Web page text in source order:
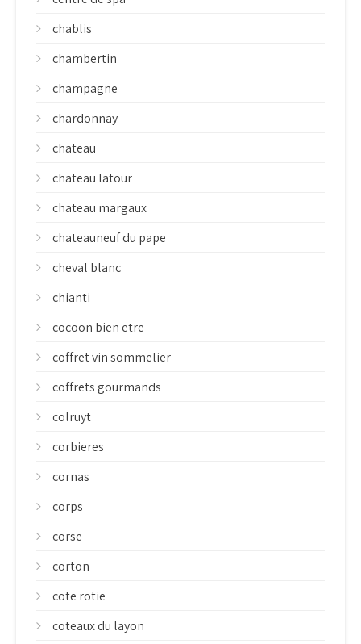
chablis
chambertin
champagne
chardonnay
chateau
chateau latour
chateau margaux
chateauneuf du pape
cheval blanc
chianti
cocoon bien etre
coffret vin sommelier
coffrets gourmands
colruyt
corbieres
cornas
corps
corse
corton
cote rotie
coteaux du layon